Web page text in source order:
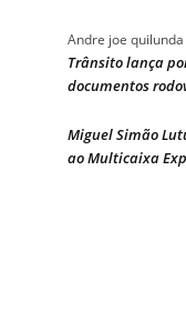
Andre joe
Trânsito lança
documentos
Miguel Simão
ao Multicaixa